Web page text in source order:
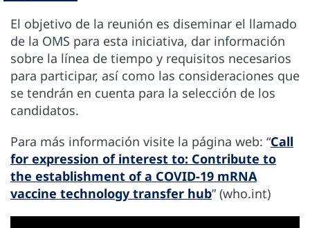
El objetivo de la reunión es diseminar el llamado
de la OMS para esta iniciativa, dar información
sobre la línea de tiempo y requisitos necesarios
para participar, así como las consideraciones que
se tendrán en cuenta para la selección de los
candidatos.
Para más información visite la página web: “Call
for expression of interest to: Contribute to
the establishment of a COVID-19 mRNA
vaccine technology transfer hub” (who.int)